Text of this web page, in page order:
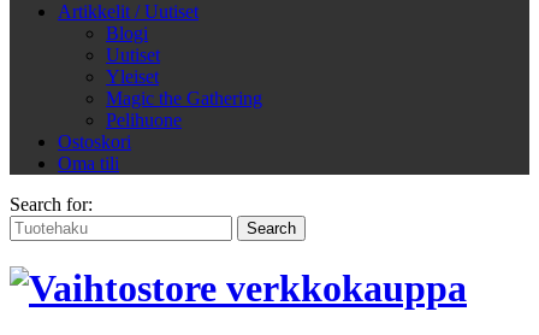
Artikkelit / Uutiset
Blogi
Uutiset
Yleiset
Magic the Gathering
Pelihuone
Ostoskori
Oma tili
Search for: